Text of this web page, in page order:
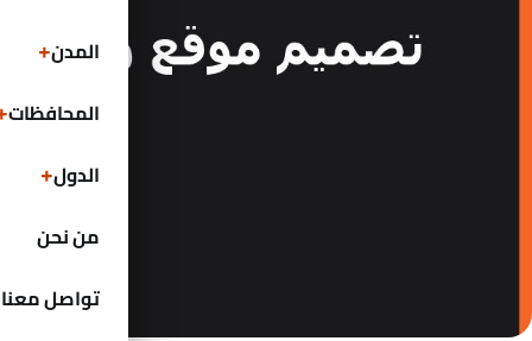
المدن
المحافظات
الدول
من نحن
تواصل معنا